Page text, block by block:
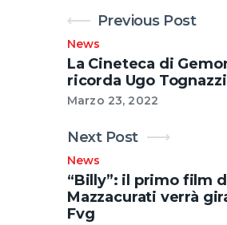
Previous Post
News
La Cineteca di
ricorda Ugo Tognazzi
Marzo 23, 2022
Next Post
News
“Billy”: il primo film
Mazzacurati verrà
Fvg